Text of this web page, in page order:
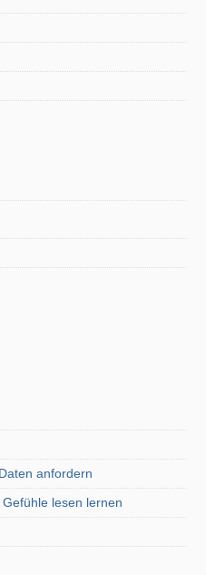
anfordern
lesen lernen